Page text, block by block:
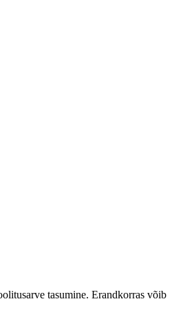
tasumine. Erandkorras võib